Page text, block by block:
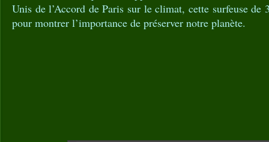
Unis de l’Accord de Paris sur le climat, cette surfeuse de
pour montrer l’importance de préserver notre planète.